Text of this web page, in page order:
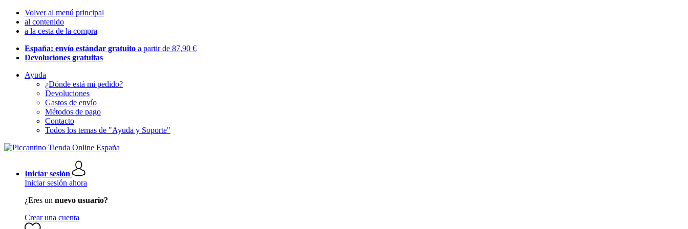
Volver al menú principal
al contenido
a la cesta de la compra
España: envío estándar gratuito a partir de 87,90 €
Devoluciones gratuitas
Ayuda
¿Dónde está mi pedido?
Devoluciones
Gastos de envío
Métodos de pago
Contacto
Todos los temas de "Ayuda y Soporte"
Iniciar sesión
Iniciar sesión ahora
¿Eres un nuevo usuario?
Crear una cuenta